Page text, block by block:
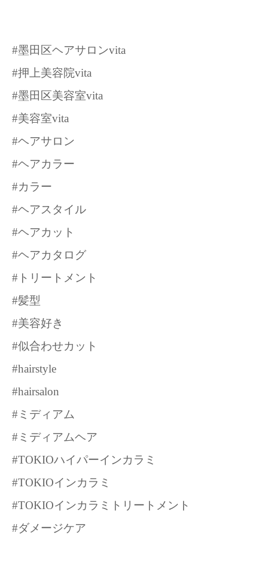
#墨田区ヘアサロンvita
#押上美容院vita
#墨田区美容室vita
#美容室vita
#ヘアサロン
#ヘアカラー
#カラー
#ヘアスタイル
#ヘアカット
#ヘアカタログ
#トリートメント
#髪型
#美容好き
#似合わせカット
#hairstyle
#hairsalon
#ミディアム
#ミディアムヘア
#TOKIOハイパーインカラミ
#TOKIOインカラミ
#TOKIOインカラミトリートメント
#ダメージケア